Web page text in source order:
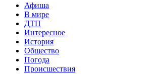
Афиша
В мире
ДТП
Интересное
История
Общество
Погода
Происшествия